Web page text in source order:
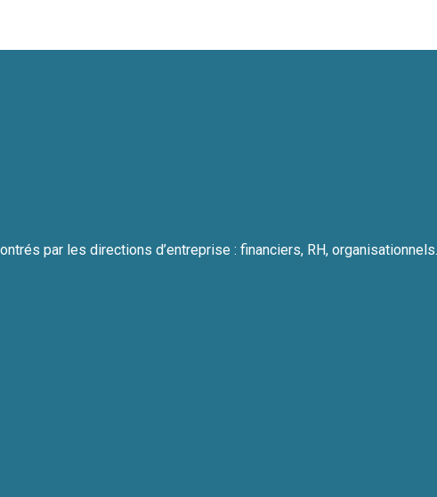
par les directions d’entreprise : financiers, RH,